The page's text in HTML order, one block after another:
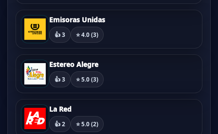
Emisoras Unidas
👍 3 ⭐ 4.0 (3)
Estereo Alegre
👍 3 ⭐ 5.0 (3)
La Red
👍 2 ⭐ 5.0 (2)